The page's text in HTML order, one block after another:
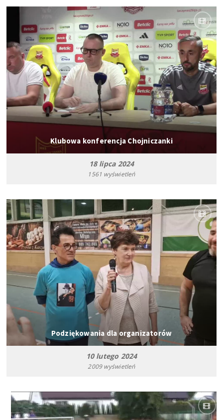
Klubowa konferencja Chojniczanki
18 lipca 2024
1561 wyświetleń
Podziękowania dla organizatorów
10 lutego 2024
2009 wyświetleń